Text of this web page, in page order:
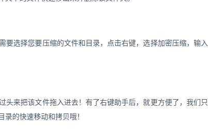
选择您要压缩的文件和目录，点击右键，选择加密压缩，输入
来把该文件拖入进去！有了右键助手后，就更方便了，我们只
的快速移动和拷贝哦！